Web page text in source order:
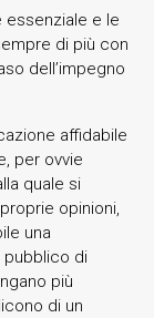
essenziale e le
di più con
dell’impegno
affidabile
per ovvie
quale si
opinioni,
una
pubblico di
più
di un